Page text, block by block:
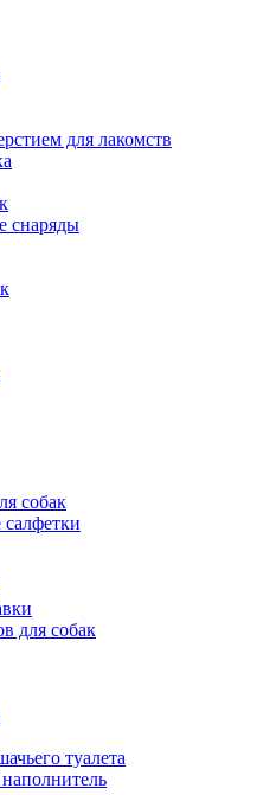
для лакомств
снаряды
собак
для собак
туалета